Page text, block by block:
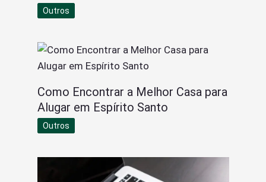
Outros
Como Encontrar a Melhor Casa para
Alugar em Espírito Santo
Outros